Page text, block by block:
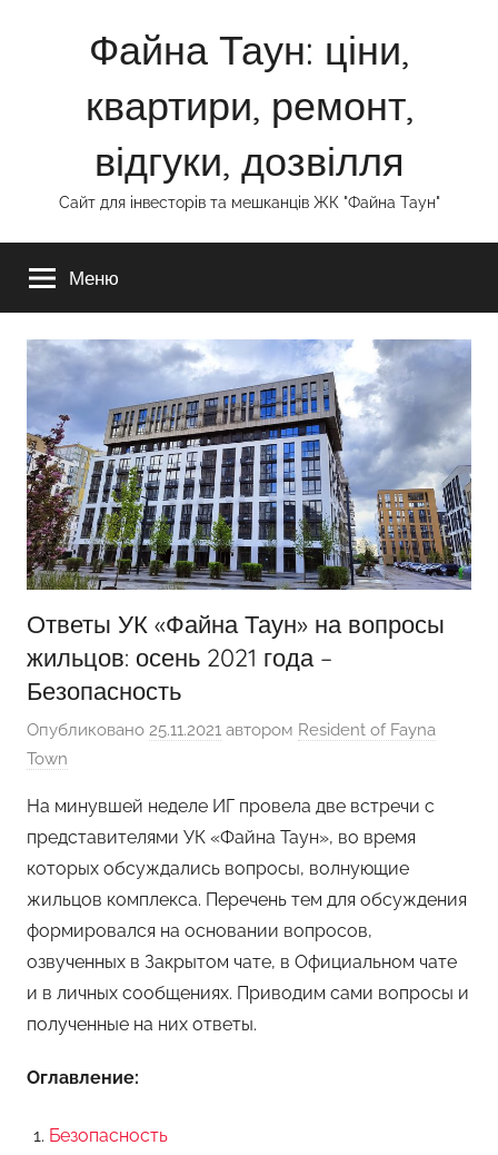
Файна Таун: ціни,
квартири, ремонт,
відгуки, дозвілля
Сайт для інвесторів та мешканців ЖК "Файна Таун"
Меню
Ответы УК «Файна Таун» на вопросы
жильцов: осень 2021 года –
Безопасность
Опубликовано 25.11.2021 автором Resident of Fayna
Town
На минувшей неделе ИГ провела две встречи с
представителями УК «Файна Таун», во время
которых обсуждались вопросы, волнующие
жильцов комплекса. Перечень тем для обсуждения
формировался на основании вопросов,
озвученных в Закрытом чате, в Официальном чате
и в личных сообщениях. Приводим сами вопросы и
полученные на них ответы.
Оглавление:
Безопасность